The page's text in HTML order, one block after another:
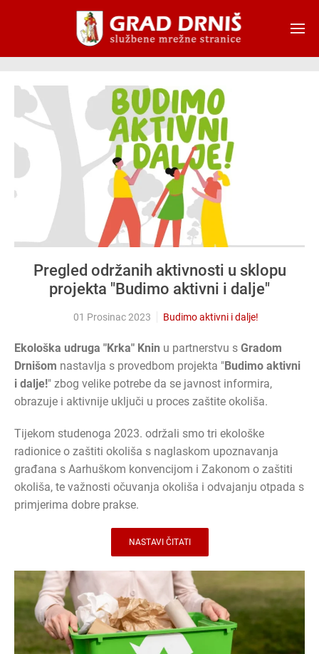
Skip to main content
Pregled održanih aktivnosti u sklopu
projekta "Budimo aktivni i dalje"
01 Prosinac 2023 Budimo aktivni i dalje!
Ekološka udruga "Krka" Knin u partnerstvu s Gradom
Drnišom nastavlja s provedbom projekta "Budimo aktivni
i dalje!" zbog velike potrebe da se javnost informira,
obrazuje i aktivnije uključi u proces zaštite okoliša.
Tijekom studenoga 2023. održali smo tri ekološke
radionice o zaštiti okoliša s naglaskom upoznavanja
građana s Aarhuškom konvencijom i Zakonom o zaštiti
okoliša, te važnosti očuvanja okoliša i odvajanju otpada s
primjerima dobre prakse.
NASTAVI ČITATI